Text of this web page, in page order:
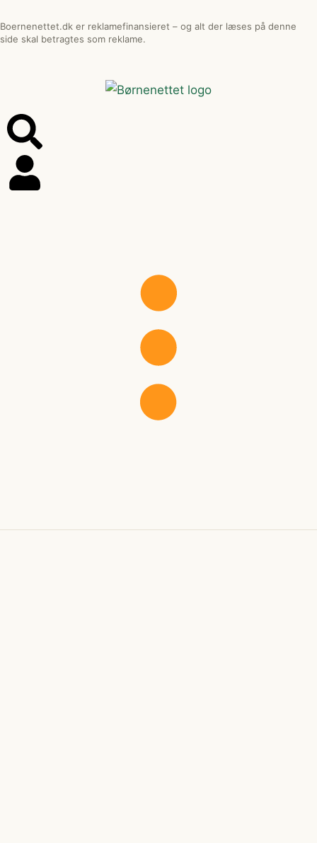
Boernenettet.dk er reklamefinansieret – og alt der læses på denne
side skal betragtes som reklame.